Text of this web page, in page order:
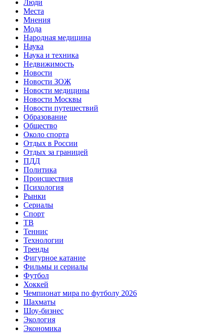
Люди
Места
Мнения
Мода
Народная медицина
Наука
Наука и техника
Недвижимость
Новости
Новости ЗОЖ
Новости медицины
Новости Москвы
Новости путешествий
Образование
Общество
Около спорта
Отдых в России
Отдых за границей
ПДД
Политика
Происшествия
Психология
Рынки
Сериалы
Спорт
ТВ
Теннис
Технологии
Тренды
Фигурное катание
Фильмы и сериалы
Футбол
Хоккей
Чемпионат мира по футболу 2026
Шахматы
Шоу-бизнес
Экология
Экономика